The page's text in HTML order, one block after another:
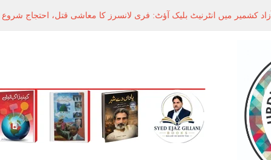
آزاد کشمیر میں انٹرنیٹ بلیک آؤٹ: فری لانسرز کا معاشی قتل، احتجاج شروع